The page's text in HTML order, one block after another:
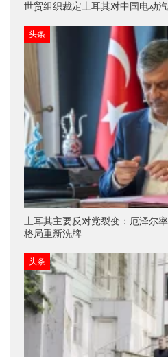
世贸组织裁定土耳其对中国电动
头条
土耳其主要反对党裂变：厄泽尔
格局重新洗牌
头条